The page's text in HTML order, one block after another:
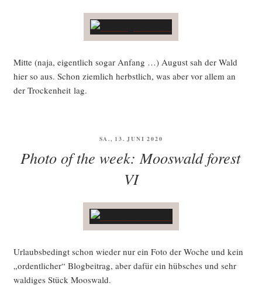
Mit­te (naja, eigent­lich sogar Anfang …) August sah der Wald
hier so aus. Schon ziem­lich herbst­lich, was aber vor allem an
der Tro­cken­heit lag.
VERÖFFENTLICHT
SA., 13. JUNI 2020
Photo of the week: Mooswald forest
VI
Urlaubs­be­dingt schon wie­der nur ein Foto der Woche und kein
„ordent­li­cher“ Blog­bei­trag, aber dafür ein hüb­sches und sehr
wal­di­ges Stück Mooswald.